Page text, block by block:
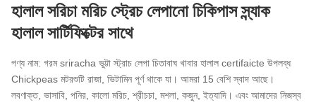
হালাল সরিচা মরিচ স্ট্রেচ লেপানো চিকিপাস স্ন্যাক
হালাল সার্টিফিক্টের সাথে
পণ্য নাম: গরম sriracha ভুট্টা স্ট্রাচ লেপা চিতাবাঘ খাবার হালাল certifaicte উপলব্ধ
Chickpeas মটরশুটি রাজা, ভিটামিন পূর্ণ থাকে যা। আমরা 15 বেশি স্বাদ আছে।
লবণাক্ত, ভাসাবি, পনির, কালো মরিচ, শ্রীচচা, মশলা, কজুন, ইত্যাদি। এবং আমাদের নিজস্ব